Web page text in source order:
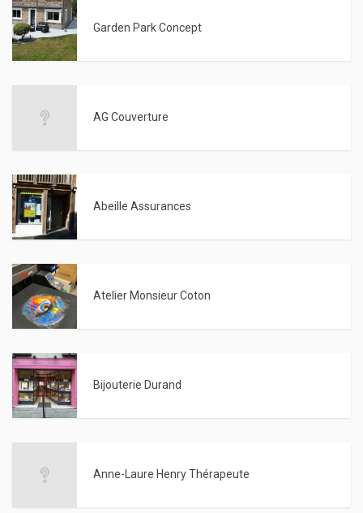
Garden Park Concept
AG Couverture
Abeille Assurances
Atelier Monsieur Coton
Bijouterie Durand
Anne-Laure Henry Thérapeute